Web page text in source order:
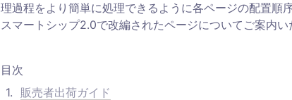
理過程をより簡単に処理できるように各ページの配置順
スマートシップ2.0で改編されたページについてご案内い
目次
1.
販売者出荷ガイド